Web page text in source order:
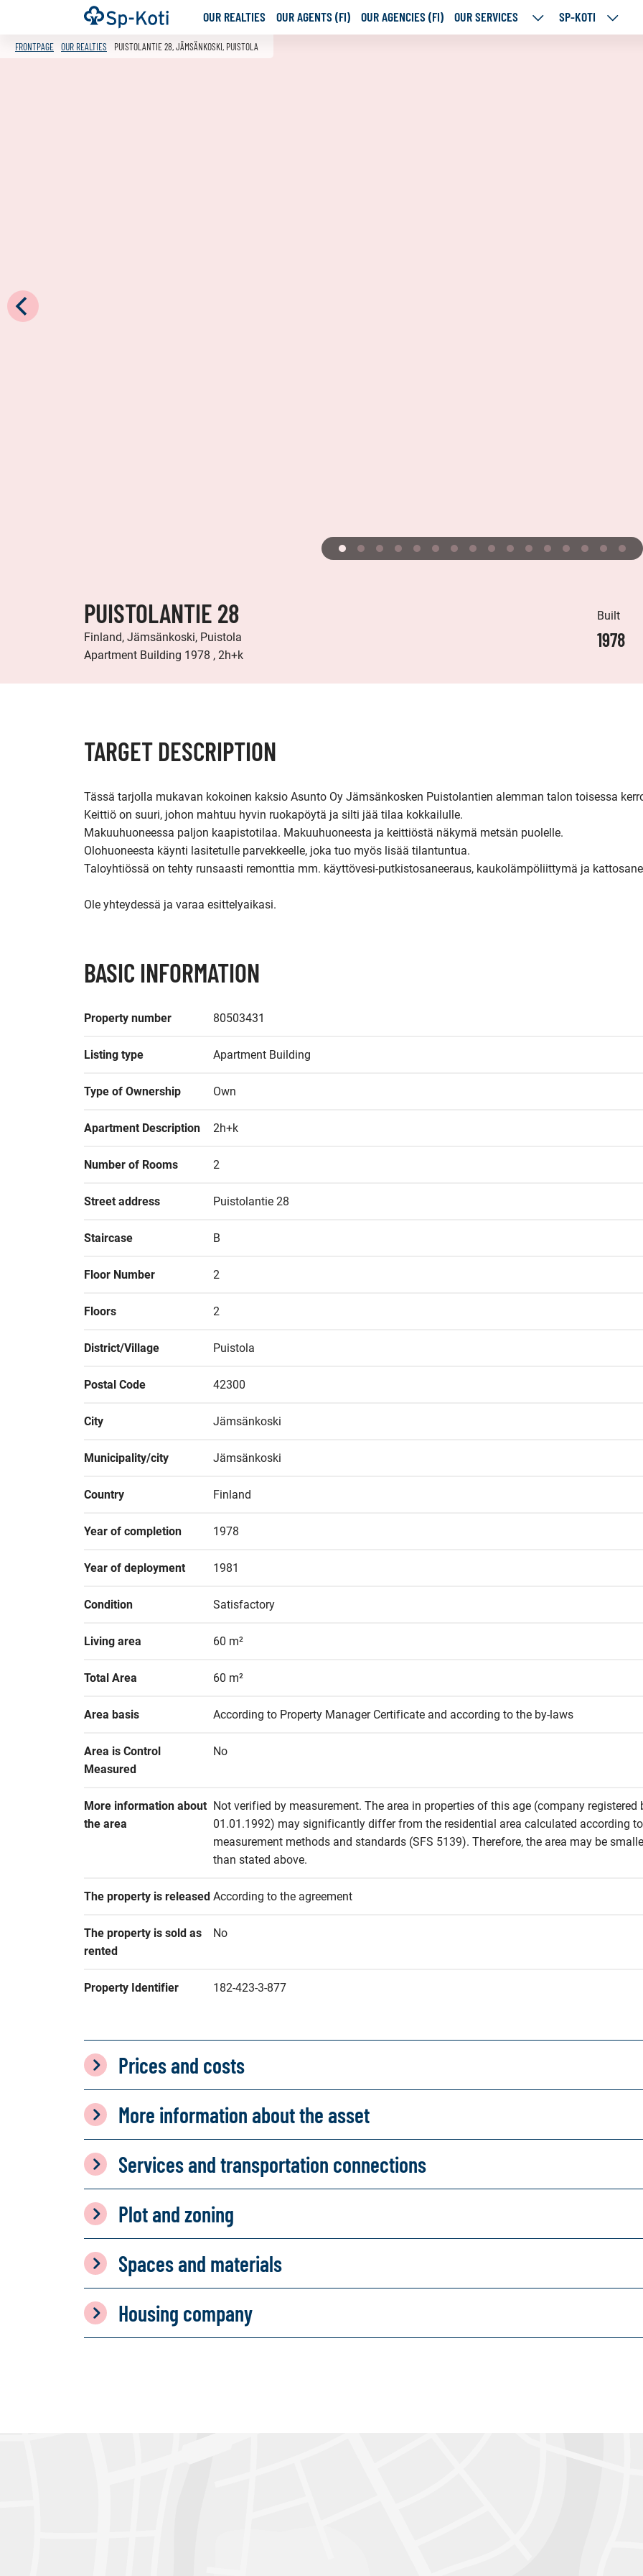
Go
to
content
Frontpage OUR REALTIES OUR AGENTS (FI) OUR AGENCIES (FI) OUR SERVICES
OUR
SP-KOTI
SP-
FRONTPAGE OUR REALTIES PUISTOLANTIE 28, JÄMSÄNKOSKI, PUISTOLA
PUISTOLANTIE 28
Finland, Jämsänkoski, Puistola
Apartment Building 1978 , 2h+k
Built
1978
TARGET DESCRIPTION
Tässä tarjolla mukavan kokoinen kaksio Asunto Oy Jämsänkosken Puistolantien alemman talon toisessa
Keittiö on suuri, johon mahtuu hyvin ruokapöytä ja silti jää tilaa kokkailulle.
Makuuhuoneessa paljon kaapistotilaa. Makuuhuoneesta ja keittiöstä näkymä metsän puolelle.
Olohuoneesta käynti lasitetulle parvekkeelle, joka tuo myös lisää tilantuntua.
Taloyhtiössä on tehty runsaasti remonttia mm. käyttövesi-putkistosaneeraus, kaukolämpöliittymä ja
Ole yhteydessä ja varaa esittelyaikasi.
BASIC INFORMATION
Property number 80503431
Listing type Apartment Building
Type of Ownership Own
Apartment Description 2h+k
Number of Rooms 2
Street address Puistolantie 28
Staircase B
Floor Number 2
Floors 2
District/Village Puistola
Postal Code 42300
City Jämsänkoski
Municipality/city Jämsänkoski
Country Finland
Year of completion 1978
Year of deployment 1981
Condition Satisfactory
Living area 60 m²
Total Area 60 m²
Area basis According to Property Manager Certificate and according to the by-laws
Area is Control
Measured
No
More information about
the area
Not verified by measurement. The area in properties of this age (company registered
01.01.1992) may significantly differ from the residential area calculated according
measurement methods and standards (SFS 5139). Therefore, the area may be
than stated above.
The property is released According to the agreement
The property is sold as
rented
No
Property Identifier 182-423-3-877
Prices and costs
More information about the asset
Services and transportation connections
Plot and zoning
Spaces and materials
Housing company